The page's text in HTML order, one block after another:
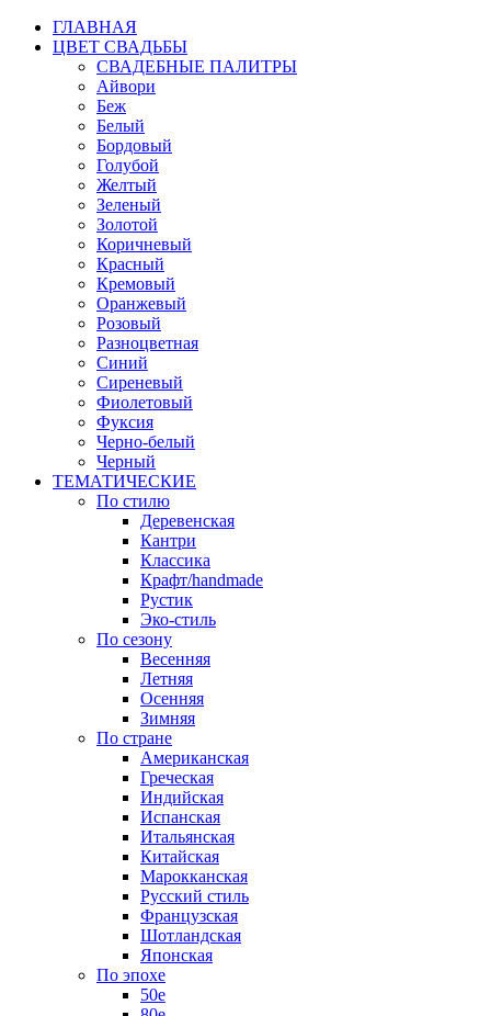
ГЛАВНАЯ
ЦВЕТ СВАДЬБЫ
СВАДЕБНЫЕ ПАЛИТРЫ
Айвори
Беж
Белый
Бордовый
Голубой
Желтый
Зеленый
Золотой
Коричневый
Красный
Кремовый
Оранжевый
Розовый
Разноцветная
Синий
Сиреневый
Фиолетовый
Фуксия
Черно-белый
Черный
ТЕМАТИЧЕСКИЕ
По стилю
Деревенская
Кантри
Классика
Крафт/handmade
Рустик
Эко-стиль
По сезону
Весенняя
Летняя
Осенняя
Зимняя
По стране
Американская
Греческая
Индийская
Испанская
Итальянская
Китайская
Марокканская
Русский стиль
Французская
Шотландская
Японская
По эпохе
50е